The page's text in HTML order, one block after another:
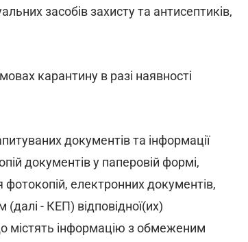
засобів захисту та антисептиків,
карантину в разі наявності
документів та інформації
документів у паперовій формі,
електронних документів,
- КЕП) відповідної(их)
містять інформацію з обмеженим